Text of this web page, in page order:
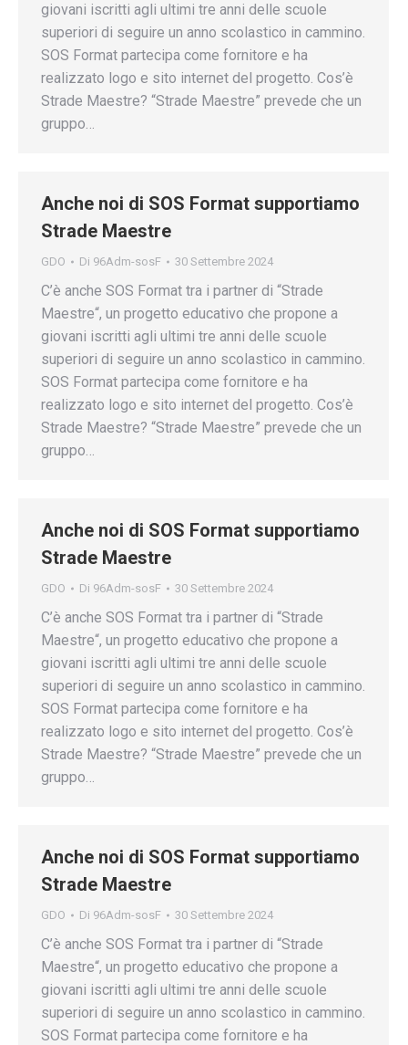
giovani iscritti agli ultimi tre anni delle scuole
superiori di seguire un anno scolastico in cammino.
SOS Format partecipa come fornitore e ha
realizzato logo e sito internet del progetto. Cos’è
Strade Maestre? “Strade Maestre” prevede che un
gruppo…
Anche noi di SOS Format supportiamo
Strade Maestre
GDO Di 96Adm-sosF 30 Settembre 2024
C’è anche SOS Format tra i partner di “Strade
Maestre“, un progetto educativo che propone a
giovani iscritti agli ultimi tre anni delle scuole
superiori di seguire un anno scolastico in cammino.
SOS Format partecipa come fornitore e ha
realizzato logo e sito internet del progetto. Cos’è
Strade Maestre? “Strade Maestre” prevede che un
gruppo…
Anche noi di SOS Format supportiamo
Strade Maestre
GDO Di 96Adm-sosF 30 Settembre 2024
C’è anche SOS Format tra i partner di “Strade
Maestre“, un progetto educativo che propone a
giovani iscritti agli ultimi tre anni delle scuole
superiori di seguire un anno scolastico in cammino.
SOS Format partecipa come fornitore e ha
realizzato logo e sito internet del progetto. Cos’è
Strade Maestre? “Strade Maestre” prevede che un
gruppo…
Anche noi di SOS Format supportiamo
Strade Maestre
GDO Di 96Adm-sosF 30 Settembre 2024
C’è anche SOS Format tra i partner di “Strade
Maestre“, un progetto educativo che propone a
giovani iscritti agli ultimi tre anni delle scuole
superiori di seguire un anno scolastico in cammino.
SOS Format partecipa come fornitore e ha